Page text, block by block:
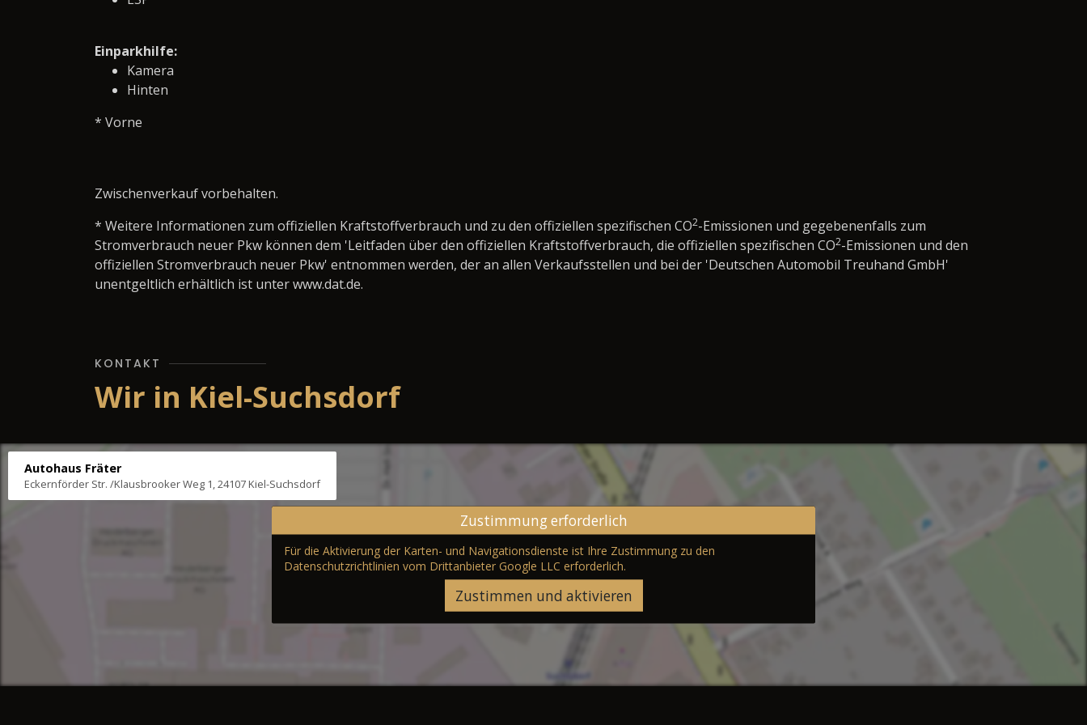
Einparkhilfe:
Kamera
Hinten
* Vorne
Zwischenverkauf vorbehalten.
* Weitere Informationen zum offiziellen Kraftstoffverbrauch und zu den offiziellen spezifischen CO2-Emissionen und gegebenenfalls zum
Stromverbrauch neuer Pkw können dem 'Leitfaden über den offiziellen Kraftstoffverbrauch, die offiziellen spezifischen CO2-Emissionen und den
offiziellen Stromverbrauch neuer Pkw' entnommen werden, der an allen Verkaufsstellen und bei der 'Deutschen Automobil Treuhand GmbH'
unentgeltlich erhältlich ist unter www.dat.de.
KONTAKT
Wir in Kiel-Suchsdorf
Autohaus Fräter
Eckernförder Str. /Klausbrooker Weg 1, 24107 Kiel-Suchsdorf
Zustimmung erforderlich
Für die Aktivierung der Karten- und Navigationsdienste ist Ihre Zustimmung zu den
Datenschutzrichtlinien vom Drittanbieter Google LLC erforderlich.
Zustimmen und aktivieren